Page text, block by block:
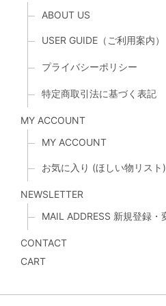
ABOUT US
USER GUIDE（ご利用案内）
プライバシーポリシー
特定商取引法に基づく表記
MY ACCOUNT
MY ACCOUNT
お気に入り (ほしい物リスト)
NEWSLETTER
MAIL ADDRESS 新規登録・
CONTACT
CART